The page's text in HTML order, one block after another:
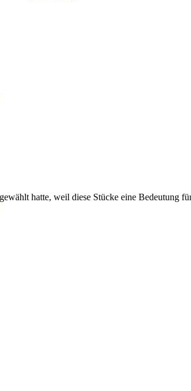
hatte, weil diese Stücke eine Bedeutung